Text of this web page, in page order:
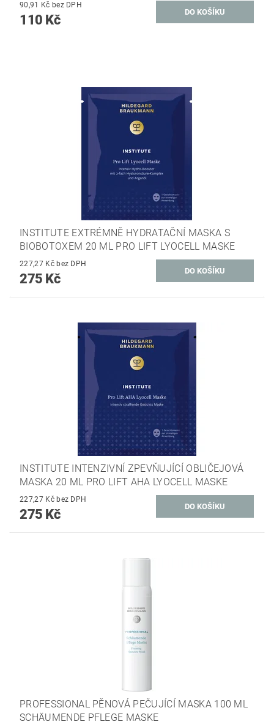
90,91 Kč bez DPH
110 Kč
INSTITUTE EXTRÉMNĚ HYDRATAČNÍ MASKA S
BIOBOTOXEM 20 ML PRO LIFT LYOCELL MASKE
227,27 Kč bez DPH
275 Kč
INSTITUTE INTENZIVNÍ ZPEVŇUJÍCÍ OBLIČEJOVÁ
MASKA 20 ML PRO LIFT AHA LYOCELL MASKE
227,27 Kč bez DPH
275 Kč
PROFESSIONAL PĚNOVÁ PEČUJÍCÍ MASKA 100 ML
SCHÄUMENDE PFLEGE MASKE